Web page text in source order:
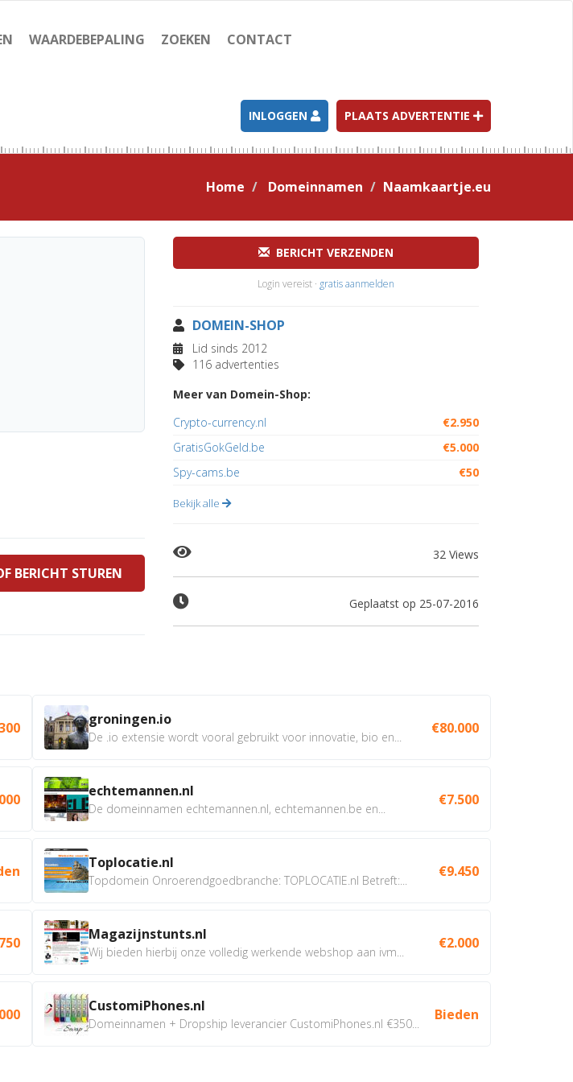
WAARDEBEPALING ZOEKEN CONTACT
INLOGGEN PLAATS ADVERTENTIE
Home Domeinnamen Naamkaartje.eu
BERICHT STUREN
BERICHT VERZENDEN
Login vereist · gratis aanmelden
DOMEIN-SHOP
Lid sinds 2012
116 advertenties
Meer van Domein-Shop:
Crypto-currency.nl
€2.950
GratisGokGeld.be
€5.000
Spy-cams.be
€50
Bekijk alle
32 Views
Geplaatst op 25-07-2016
groningen.io
De .io extensie wordt vooral gebruikt voor innovatie, bio en...
€80.000
echtemannen.nl
De domeinnamen echtemannen.nl, echtemannen.be en...
€7.500
Toplocatie.nl
Topdomein Onroerendgoedbranche: TOPLOCATIE.nl Betreft:...
€9.450
Magazijnstunts.nl
Wij bieden hierbij onze volledig werkende webshop aan ivm...
€2.000
CustomiPhones.nl
Domeinnamen + Dropship leverancier CustomiPhones.nl €350...
Bieden